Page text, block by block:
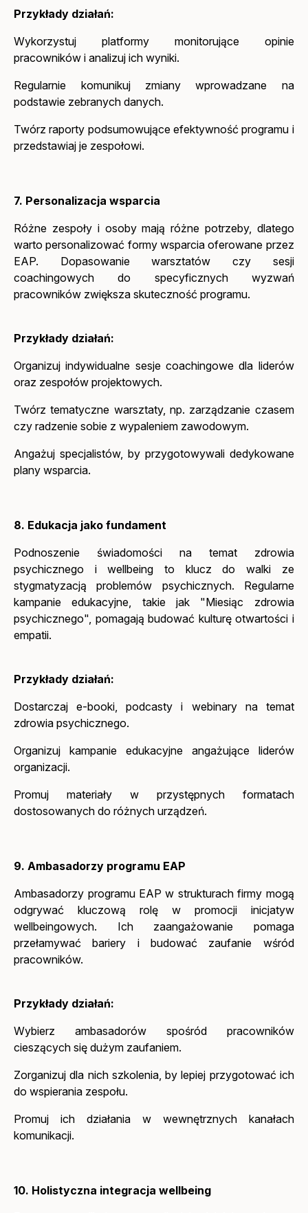
Przykłady działań:
Wykorzystuj platformy monitorujące opinie
pracowników i analizuj ich wyniki.
Regularnie komunikuj zmiany wprowadzane na
podstawie zebranych danych.
Twórz raporty podsumowujące efektywność programu i
przedstawiaj je zespołowi.
7. Personalizacja wsparcia
Różne zespoły i osoby mają różne potrzeby, dlatego
warto personalizować formy wsparcia oferowane przez
EAP. Dopasowanie warsztatów czy sesji
coachingowych do specyficznych wyzwań
pracowników zwiększa skuteczność programu.
Przykłady działań:
Organizuj indywidualne sesje coachingowe dla liderów
oraz zespołów projektowych.
Twórz tematyczne warsztaty, np. zarządzanie czasem
czy radzenie sobie z wypaleniem zawodowym.
Angażuj specjalistów, by przygotowywali dedykowane
plany wsparcia.
8. Edukacja jako fundament
Podnoszenie świadomości na temat zdrowia
psychicznego i wellbeing to klucz do walki ze
stygmatyzacją problemów psychicznych. Regularne
kampanie edukacyjne, takie jak "Miesiąc zdrowia
psychicznego", pomagają budować kulturę otwartości i
empatii.
Przykłady działań:
Dostarczaj e-booki, podcasty i webinary na temat
zdrowia psychicznego.
Organizuj kampanie edukacyjne angażujące liderów
organizacji.
Promuj materiały w przystępnych formatach
dostosowanych do różnych urządzeń.
9. Ambasadorzy programu EAP
Ambasadorzy programu EAP w strukturach firmy mogą
odgrywać kluczową rolę w promocji inicjatyw
wellbeingowych. Ich zaangażowanie pomaga
przełamywać bariery i budować zaufanie wśród
pracowników.
Przykłady działań:
Wybierz ambasadorów spośród pracowników
cieszących się dużym zaufaniem.
Zorganizuj dla nich szkolenia, by lepiej przygotować ich
do wspierania zespołu.
Promuj ich działania w wewnętrznych kanałach
komunikacji.
10. Holistyczna integracja wellbeing